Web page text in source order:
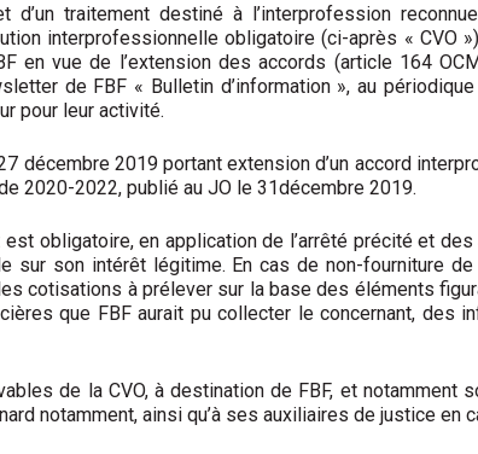
d’un traitement destiné à l’interprofession
interprofessionnelle obligatoire (ci-après « CVO
en vue de l’extension des accords (article 164
de FBF « Bulletin d’information », au
pour leur activité.
décembre 2019 portant extension d’un accord
2020-2022, publié au JO le 31décembre 2019.
obligatoire, en application de l’arrêté précité et
sur son intérêt légitime. En cas de non-fourniture
cotisations à prélever sur la base des éléments
que FBF aurait pu collecter le concernant, des
de la CVO, à destination de FBF, et notamment
notamment, ainsi qu’à ses auxiliaires de justice en